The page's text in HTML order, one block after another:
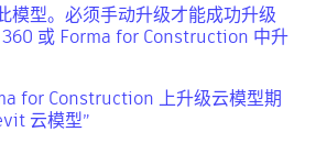
模型。必须手动升级才能成功升级
或 Forma for Construction 中升
for Construction 上升级云模型期
云模型”